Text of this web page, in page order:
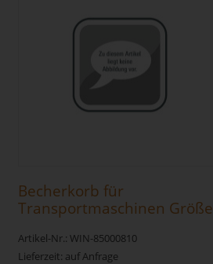
Becherkorb für
Transportmaschinen Größe
Artikel-Nr.: WIN-85000810
Lieferzeit: auf Anfrage